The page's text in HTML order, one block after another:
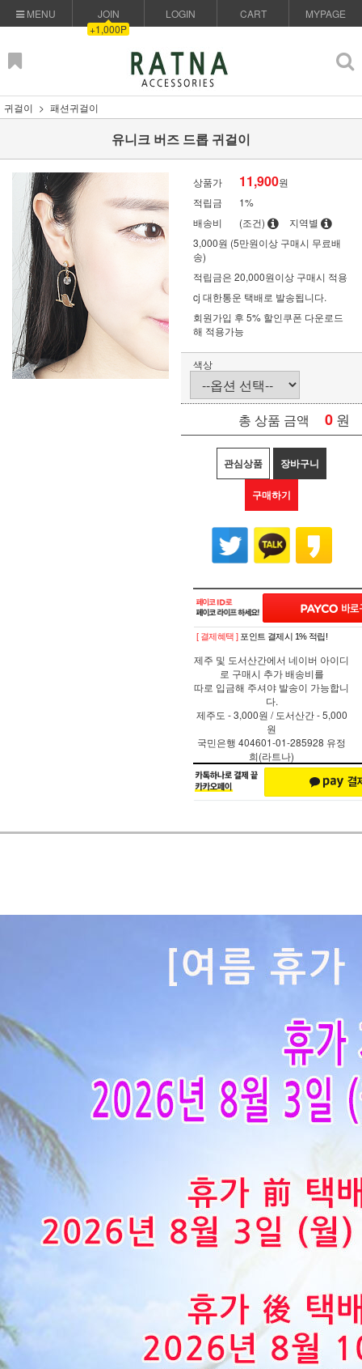
MENU
JOIN
+1,000P
LOGIN CART MYPAGE
귀걸이 패션귀걸이
유니크 버즈 드롭 귀걸이
상품가 11,900원
적립금
1%
배송비
(조건)
지역별
3,000원 (5만원이상 구매시 무료배
송)
적립금은 20,000원이상 구매시 적용
cj 대한통운 택배로 발송됩니다.
회원가입 후 5% 할인쿠폰 다운로드
해 적용가능
색상
총 상품 금액 0 원
관심상품 장바구니
구매하기
[ 결제혜택 ] 포인트 결제시 1% 적립!
제주 및 도서산간에서 네이버 아이디
로 구매시 추가 배송비를
따로 입금해 주셔야 발송이 가능합니
다.
제주도 - 3,000원 / 도서산간 - 5,000
원
국민은행 404601-01-285928 유정
희(라트나)